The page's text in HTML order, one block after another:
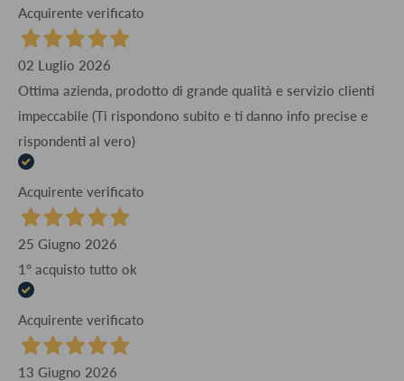
Acquirente verificato
02 Luglio 2026
Ottima azienda, prodotto di grande qualità e servizio clienti
impeccabile (Ti rispondono subito e ti danno info precise e
rispondenti al vero)
Acquirente verificato
25 Giugno 2026
1° acquisto tutto ok
Acquirente verificato
13 Giugno 2026